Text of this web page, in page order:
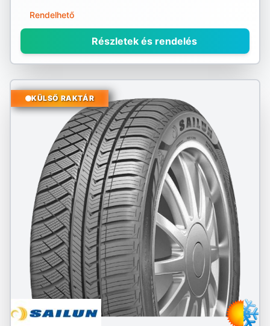
Rendelhető
Részletek és rendelés
KÜLSŐ RAKTÁR